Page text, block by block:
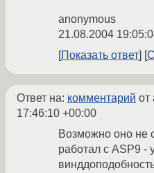
anonymous
21.08.2004
Показать ответ
Ответ на: комментарий от
17:46:10 +00:00
Возможно оно не
работал с ASP9 -